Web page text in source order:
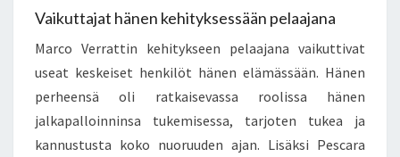
Vaikuttajat hänen kehityksessään pelaajana
Marco Verrattin kehitykseen pelaajana vaikuttivat
useat keskeiset henkilöt hänen elämässään. Hänen
perheensä oli ratkaisevassa roolissa hänen
jalkapalloinninsa tukemisessa, tarjoten tukea ja
kannustusta koko nuoruuden ajan. Lisäksi Pescara